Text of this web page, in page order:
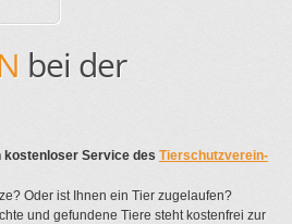
bei der
Service des Tierschutzverein-
Oder ist Ihnen ein Tier zugelaufen?
und gefundene Tiere steht kostenfrei zur